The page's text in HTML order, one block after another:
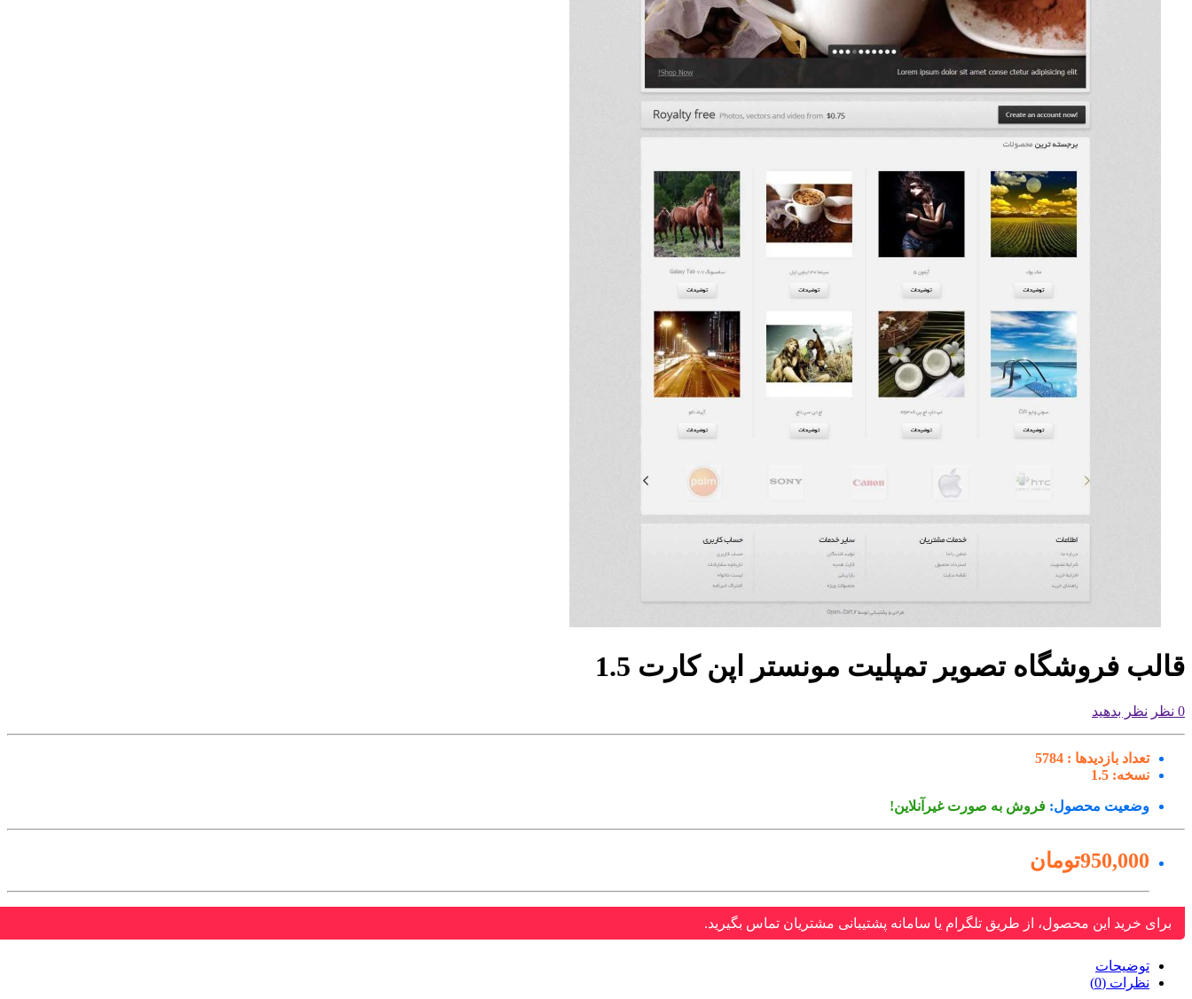
قالب فروشگاه تصویر تمپلیت مونستر اپن کارت 1.5
0 نظر نظر بدهید
تعداد بازدیدها : 5784
نسخه: 1.5
وضعیت محصول: فروش به صورت غیرآنلاین!
950,000تومان
برای خرید این محصول، از طریق تلگرام یا سامانه پشتیبانی مشتریان تماس بگیرید.
توضیحات
نظرات (0)